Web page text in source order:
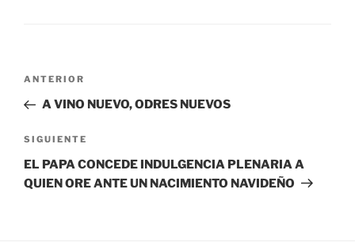
ANTERIOR
A VINO NUEVO, ODRES NUEVOS
SIGUIENTE
EL PAPA CONCEDE INDULGENCIA PLENARIA A
QUIEN ORE ANTE UN NACIMIENTO NAVIDEÑO